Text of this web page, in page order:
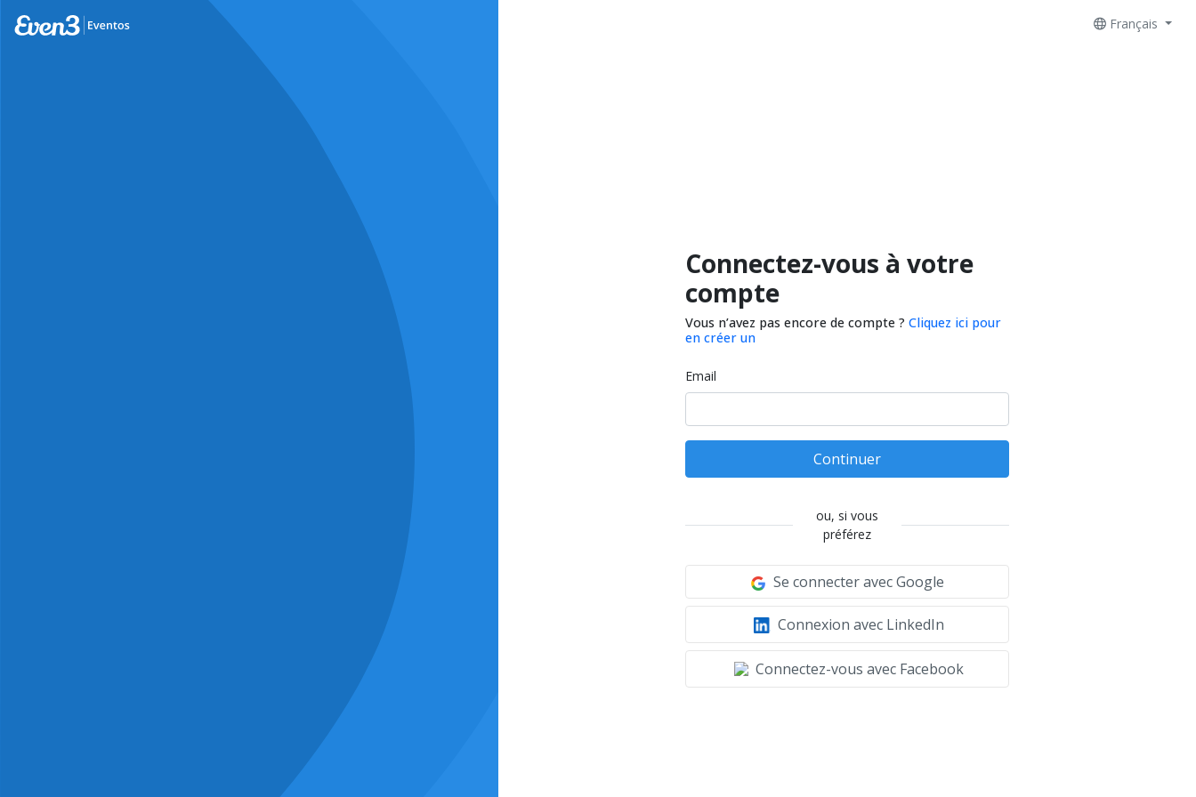
Français
Connectez-vous à votre
compte
Vous n’avez pas encore de compte ? Cliquez ici pour
en créer un
Email
Continuer
ou, si vous
préférez
Se connecter avec Google
Connexion avec LinkedIn
Connectez-vous avec Facebook